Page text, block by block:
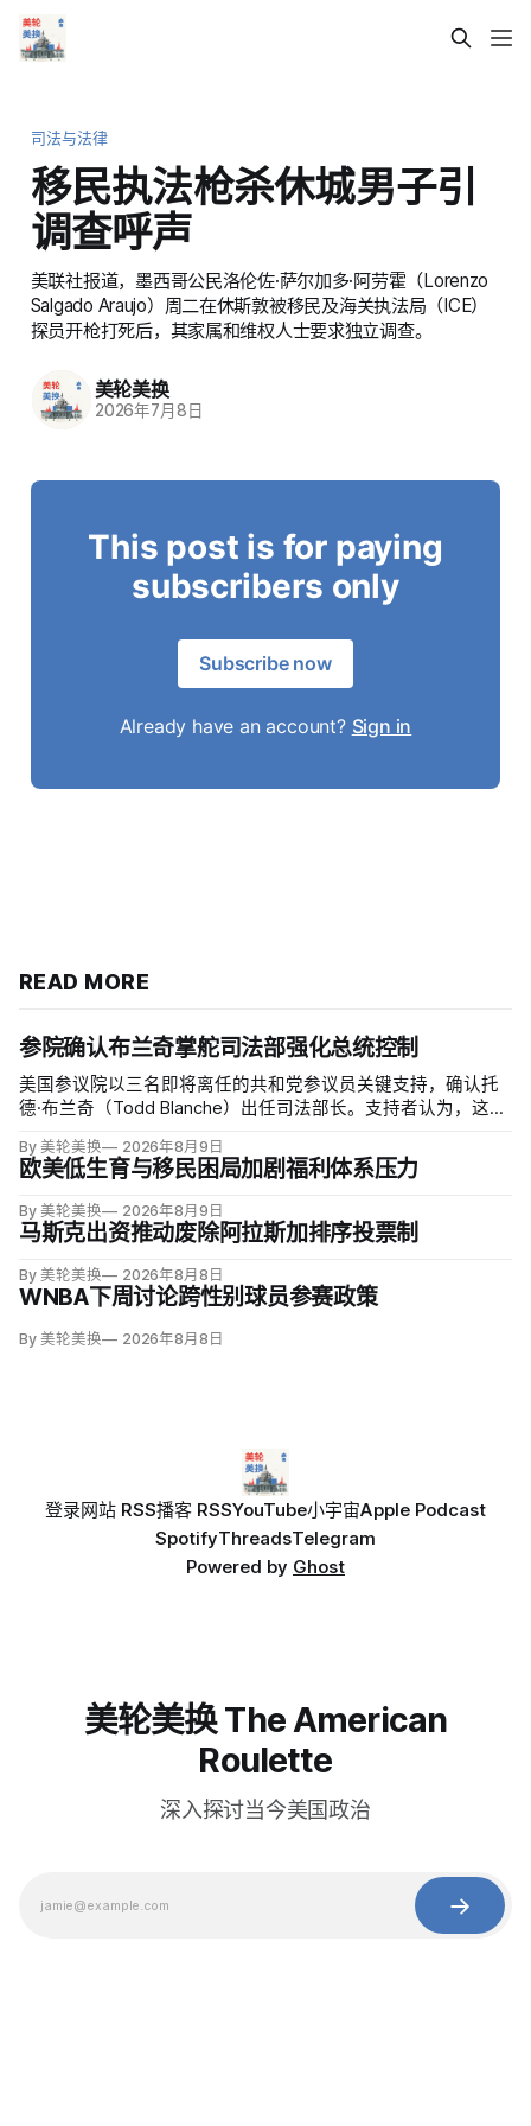
司法与法律
移民执法枪杀休城男子引
调查呼声
美联社报道，墨西哥公民洛伦佐·萨尔加多·阿劳霍（Lorenzo
Salgado Araujo）周二在休斯敦被移民及海关执法局（ICE）
探员开枪打死后，其家属和维权人士要求独立调查。
美轮美换
2026年7月8日
This post is for paying
subscribers only
Subscribe now
Already have an account? Sign in
READ MORE
参院确认布兰奇掌舵司法部强化总统控制
美国参议院以三名即将离任的共和党参议员关键支持，确认托
德·布兰奇（Todd Blanche）出任司法部长。支持者认为，这位
冲动；
By 美轮美换 2026年8月9日
欧美低生育与移民困局加剧福利体系压力
By 美轮美换 2026年8月9日
马斯克出资推动废除阿拉斯加排序投票制
By 美轮美换 2026年8月8日
WNBA下周讨论跨性别球员参赛政策
By 美轮美换 2026年8月8日
登录网站 RSS播客 RSSYouTube小宇宙Apple Podcast
SpotifyThreadsTelegram
Powered by Ghost
美轮美换 The American
Roulette
深入探讨当今美国政治